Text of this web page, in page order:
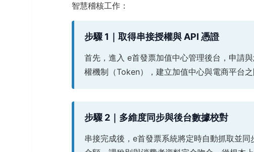
智慧稽核工作：
步驟 1｜取得串接授權與 API 憑證
首先，進入 e首發票加值中心管理後台，申請
權機制（Token），建立加值中心與電商平台之
步驟 2｜多維度同步與後台數據校對
串接完成後，e首發票系統將定時自動抓取並